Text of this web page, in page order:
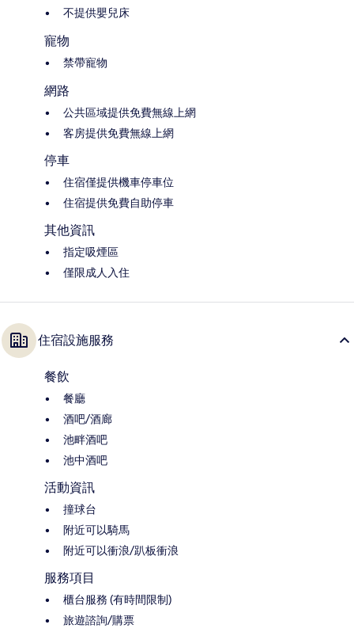
不提供嬰兒床
寵物
禁帶寵物
網路
公共區域提供免費無線上網
客房提供免費無線上網
停車
住宿僅提供機車停車位
住宿提供免費自助停車
其他資訊
指定吸煙區
僅限成人入住
住宿設施服務
餐飲
餐廳
酒吧/酒廊
池畔酒吧
池中酒吧
活動資訊
撞球台
附近可以騎馬
附近可以衝浪/趴板衝浪
服務項目
櫃台服務 (有時間限制)
旅遊諮詢/購票